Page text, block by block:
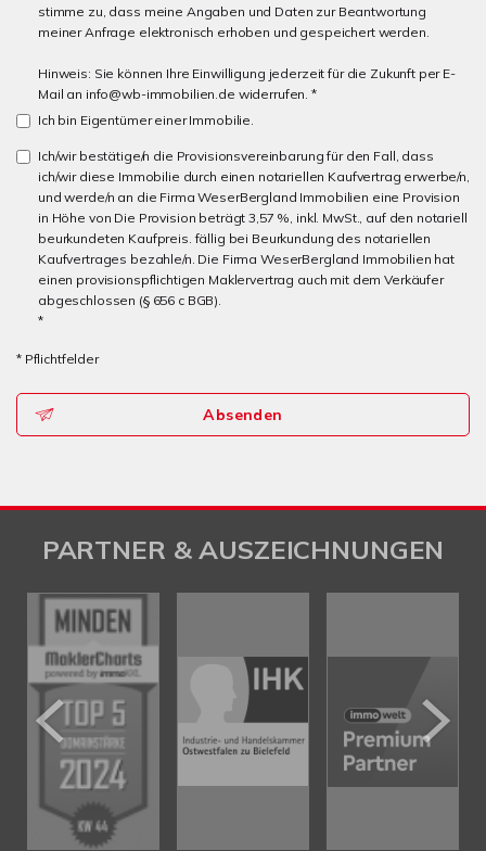
stimme zu, dass meine Angaben und Daten zur Beantwortung
meiner Anfrage elektronisch erhoben und gespeichert werden.
Hinweis: Sie können Ihre Einwilligung jederzeit für die Zukunft per E-
Mail an info@wb-immobilien.de widerrufen. *
Ich bin Eigentümer einer Immobilie.
Ich/wir bestätige/n die Provisionsvereinbarung für den Fall, dass
ich/wir diese Immobilie durch einen notariellen Kaufvertrag erwerbe/n,
und werde/n an die Firma WeserBergland Immobilien eine Provision
in Höhe von Die Provision beträgt 3,57 %, inkl. MwSt., auf den notariell
beurkundeten Kaufpreis. fällig bei Beurkundung des notariellen
Kaufvertrages bezahle/n. Die Firma WeserBergland Immobilien hat
einen provisionspflichtigen Maklervertrag auch mit dem Verkäufer
abgeschlossen (§ 656 c BGB).
*
* Pflichtfelder
Absenden
PARTNER & AUSZEICHNUNGEN